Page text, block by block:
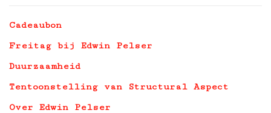
Cadeaubon
Freitag bij Edwin Pelser
Duurzaamheid
Tentoonstelling van Structural Aspect
Over Edwin Pelser